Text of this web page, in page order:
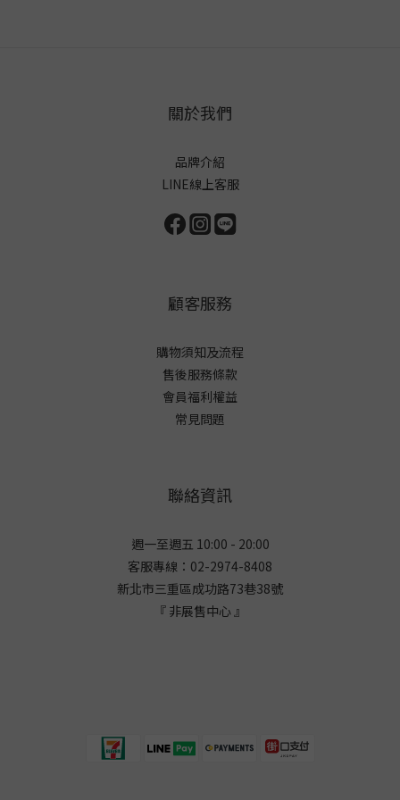
關於我們
品牌介紹
LINE線上客服
顧客服務
購物須知及流程
售後服務條款
會員福利權益
常見問題
聯絡資訊
週一至週五 10:00 - 20:00
客服專線：02-2974-8408
新北市三重區成功路73巷38號
『 非展售中心 』